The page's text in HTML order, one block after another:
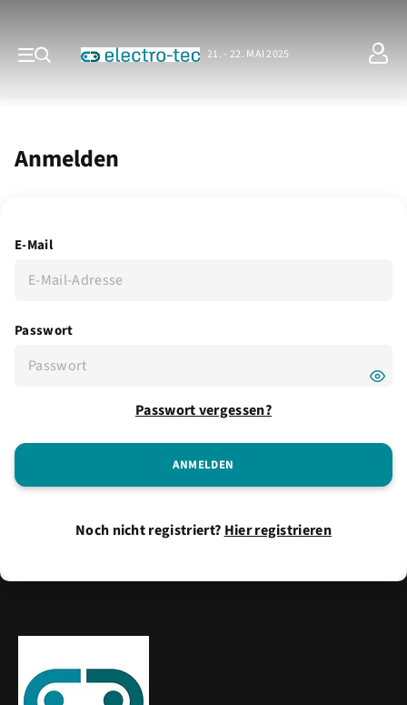
21. - 22. MAI 2025
Anmelden
E-Mail
Passwort
Passwort vergessen?
Noch nicht registriert? Hier registrieren